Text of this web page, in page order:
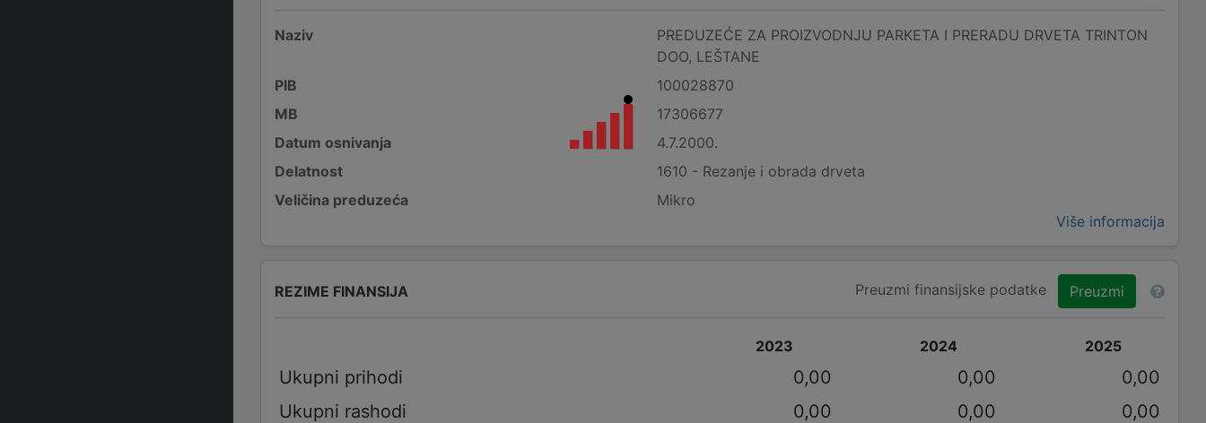
Naziv
PREDUZEĆE ZA PROIZVODNJU PARKETA I PRERADU DRVETA TRINTON
DOO, LEŠTANE
PIB
100028870
MB
17306677
Datum osnivanja
4.7.2000.
Delatnost
1610 - Rezanje i obrada drveta
Veličina preduzeća
Mikro
Više informacija
REZIME FINANSIJA Preuzmi finansijske podatke Preuzmi
2023 2024 2025
Ukupni prihodi 0,00 0,00
0,00
Ukupni rashodi
0,00 0,00
0,00